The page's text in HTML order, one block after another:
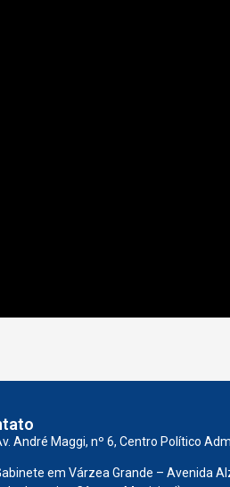
André Maggi, nº 6, Centro Político
em Várzea Grande – Avenida